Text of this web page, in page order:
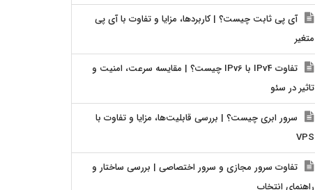
آی پی ثابت چیست؟ | کاربردها، مزایا و تفاوت با آی پی
متغیر
تفاوت IPv4 با IPv6 چیست؟ | مقایسه سرعت، امنیت و
تاثیر در سئو
سرور ابری چیست؟ | بررسی قابلیت‌ها، مزایا و تفاوت با
VPS
تفاوت سرور مجازی و سرور اختصاصی | بررسی ساختار و
راهنمای انتخاب